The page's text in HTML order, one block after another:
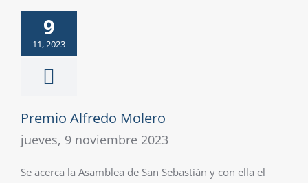
9
11, 2023
Premio Alfredo Molero
jueves, 9 noviembre 2023
Se acerca la Asamblea de San Sebastián y con ella el